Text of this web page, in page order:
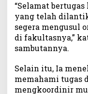
“Selamat
yang telah
segera mengusul
di fakultasnya,”
sambutannya.
Selain itu, Ia
memahami tugas
mengkoordinir